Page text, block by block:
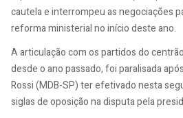
cautela e interrompeu as negociações
reforma ministerial no início deste ano.
A articulação com os partidos do
desde o ano passado, foi paralisada
Rossi (MDB-SP) ter efetivado nesta
siglas de oposição na disputa pela